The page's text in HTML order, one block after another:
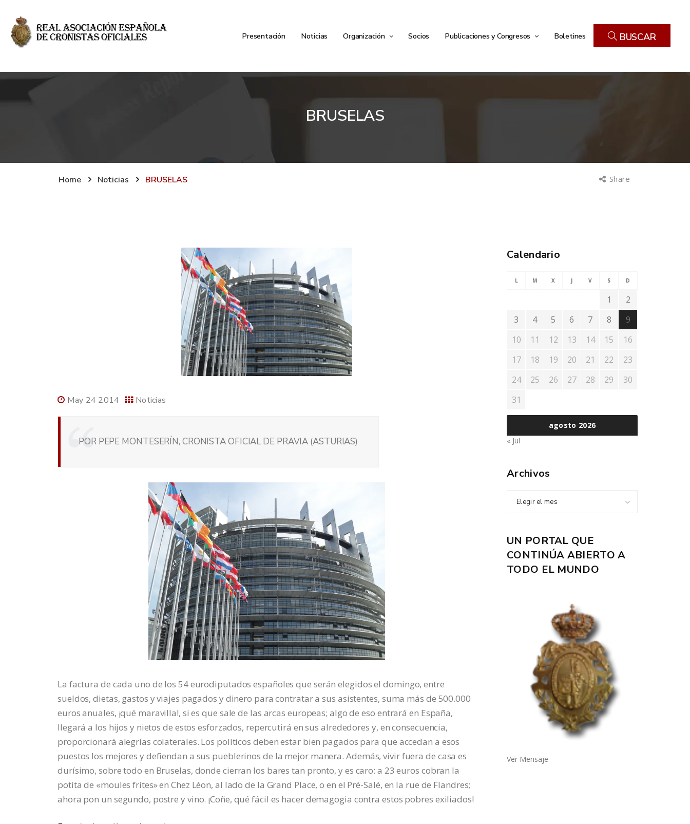
Presentación Noticias Organización Socios Publicaciones y Congresos Boletines BUSCAR
BRUSELAS
Home Noticias BRUSELAS Share
May 24 2014 Noticias
POR PEPE MONTESERÍN, CRONISTA OFICIAL DE PRAVIA (ASTURIAS)
La factura de cada uno de los 54 eurodiputados españoles que serán elegidos el domingo, entre
sueldos, dietas, gastos y viajes pagados y dinero para contratar a sus asistentes, suma más de 500.000
euros anuales, ¡qué maravilla!, si es que sale de las arcas europeas; algo de eso entrará en España,
llegará a los hijos y nietos de estos esforzados, repercutirá en sus alrededores y, en consecuencia,
proporcionará alegrías colaterales. Los políticos deben estar bien pagados para que accedan a esos
puestos los mejores y defiendan a sus pueblerinos de la mejor manera. Además, vivir fuera de casa es
durísimo, sobre todo en Bruselas, donde cierran los bares tan pronto, y es caro: a 23 euros cobran la
potita de «moules frites» en Chez Léon, al lado de la Grand Place, o en el Pré-Salé, en la rue de Flandres;
ahora pon un segundo, postre y vino. ¡Coñe, qué fácil es hacer demagogia contra estos pobres exiliados!
Calendario
agosto 2026
L M X J V S D
1
2
3
4 5 6 7 8
9
10
11 12 13 14 15
16
17
18 19 20 21 22
23
24
25 26 27 28 29
30
31
« Jul
Archivos
Elegir el mes
UN PORTAL QUE
CONTINÚA ABIERTO A
TODO EL MUNDO
Ver Mensaje